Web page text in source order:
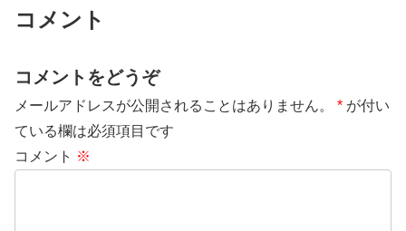
コメント
コメントをどうぞ
メールアドレスが公開されることはありません。 * が付い
ている欄は必須項目です
コメント ※